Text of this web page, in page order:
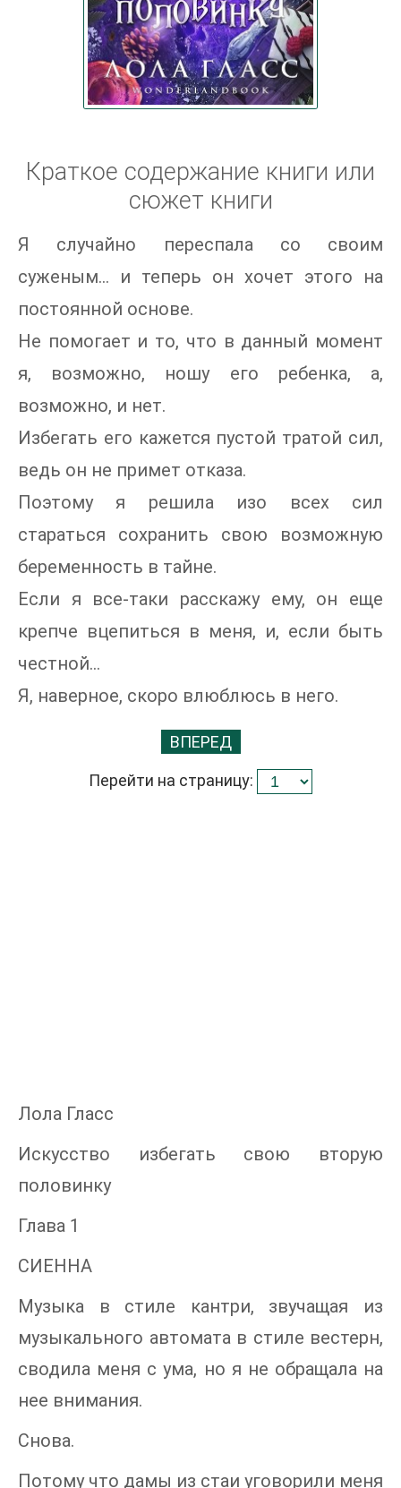
Краткое содержание книги или
сюжет книги
Я случайно переспала со своим
суженым… и теперь он хочет этого на
постоянной основе.
Не помогает и то, что в данный момент
я, возможно, ношу его ребенка, а,
возможно, и нет.
Избегать его кажется пустой тратой сил,
ведь он не примет отказа.
Поэтому я решила изо всех сил
стараться сохранить свою возможную
беременность в тайне.
Если я все-таки расскажу ему, он еще
крепче вцепиться в меня, и, если быть
честной…
Я, наверное, скоро влюблюсь в него.
ВПЕРЕД
Перейти на страницу:
Лола Гласс
Искусство избегать свою вторую
половинку
Глава 1
СИЕННА
Музыка в стиле кантри, звучащая из
музыкального автомата в стиле вестерн,
сводила меня с ума, но я не обращала на
нее внимания.
Снова.
Потому что дамы из стаи уговорили меня